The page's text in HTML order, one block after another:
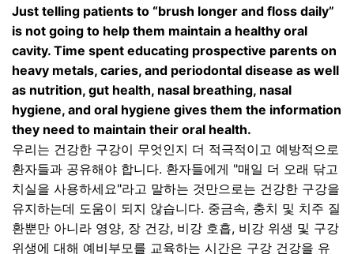
Just telling patients to “brush longer and floss daily”
is not going to help them maintain a healthy oral
cavity. Time spent educating prospective parents on
heavy metals, caries, and periodontal disease as well
as nutrition, gut health, nasal breathing, nasal
hygiene, and oral hygiene gives them the information
they need to maintain their oral health.
우리는 건강한 구강이 무엇인지 더 적극적이고 예방적으로
환자들과 공유해야 합니다. 환자들에게 "매일 더 오래 닦고
치실을 사용하세요"라고 말하는 것만으로는 건강한 구강을
유지하는데 도움이 되지 않습니다. 중금속, 충치 및 치주 질
환뿐만 아니라 영양, 장 건강, 비강 호흡, 비강 위생 및 구강
위생에 대해 예비부모를 교육하는 시간은 구강 건강을 유